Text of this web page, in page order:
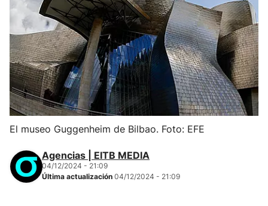
El museo Guggenheim de Bilbao. Foto: EFE
Agencias | EITB MEDIA
04/12/2024 - 21:09
Última actualización 04/12/2024 - 21:09